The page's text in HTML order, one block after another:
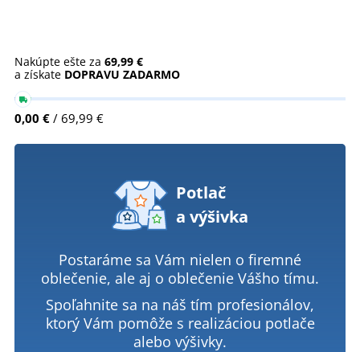
Nakúpte ešte za 69,99 €
a získate DOPRAVU ZADARMO
0,00 € / 69,99 €
Potlač
a výšivka
Postaráme sa Vám nielen o firemné
oblečenie, ale aj o oblečenie Vášho tímu.
Spoľahnite sa na náš tím profesionálov,
ktorý Vám pomôže s realizáciou potlače
alebo výšivky.